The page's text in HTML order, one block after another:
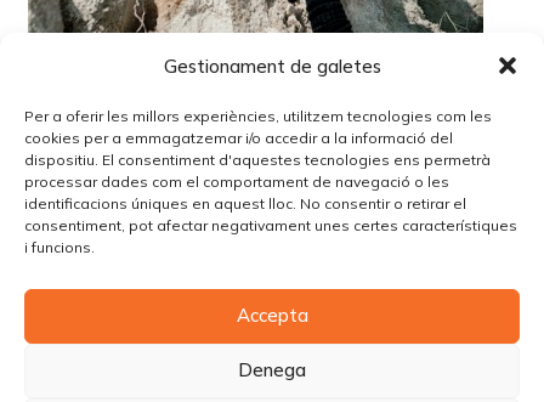
Gestionament de galetes
Per a oferir les millors experiències, utilitzem tecnologies com les
cookies per a emmagatzemar i/o accedir a la informació del
dispositiu. El consentiment d'aquestes tecnologies ens permetrà
processar dades com el comportament de navegació o les
identificacions úniques en aquest lloc. No consentir o retirar el
consentiment, pot afectar negativament unes certes característiques
i funcions.
Accepta
Denega
Lo siento, debes estarconectadopara publicar un
comentario.
© Copyright Piùbella Models Agency
Designed ByCreative Corner Agency
Política de cookies